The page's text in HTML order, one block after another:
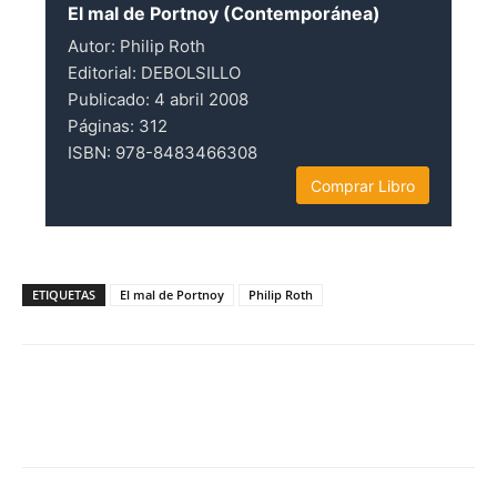
El mal de Portnoy (Contemporánea)
Autor: Philip Roth
Editorial: DEBOLSILLO
Publicado: 4 abril 2008
Páginas: 312
ISBN: 978-8483466308
Comprar Libro
ETIQUETAS El mal de Portnoy Philip Roth